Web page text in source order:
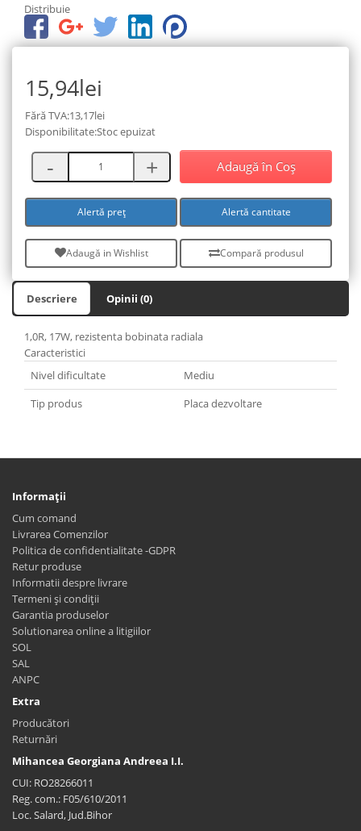
Distribuie
15,94lei
Fără TVA:13,17lei
Disponibilitate:Stoc epuizat
Adaugă în Coş
Alertă preț Alertă cantitate
Adaugă in Wishlist Compară produsul
Descriere Opinii (0)
1,0R, 17W, rezistenta bobinata radiala
Caracteristici
Nivel dificultate
Mediu
Tip produs
Placa dezvoltare
Informaţii
Cum comand
Livrarea Comenzilor
Politica de confidentialitate -GDPR
Retur produse
Informatii despre livrare
Termeni și condiții
Garantia produselor
Solutionarea online a litigiilor
SOL
SAL
ANPC
Extra
Producători
Returnări
Mihancea Georgiana Andreea I.I.
CUI: RO28266011
Reg. com.: F05/610/2011
Loc. Salard, Jud.Bihor